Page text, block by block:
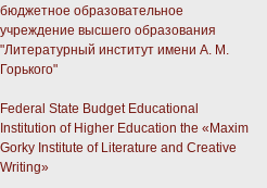
бюджетное образовательное
учреждение высшего образования
"Литературный институт имени А. М.
Горького"
Federal State Budget Educational
Institution of Higher Education the «Maxim
Gorky Institute of Literature and Creative
Writing»